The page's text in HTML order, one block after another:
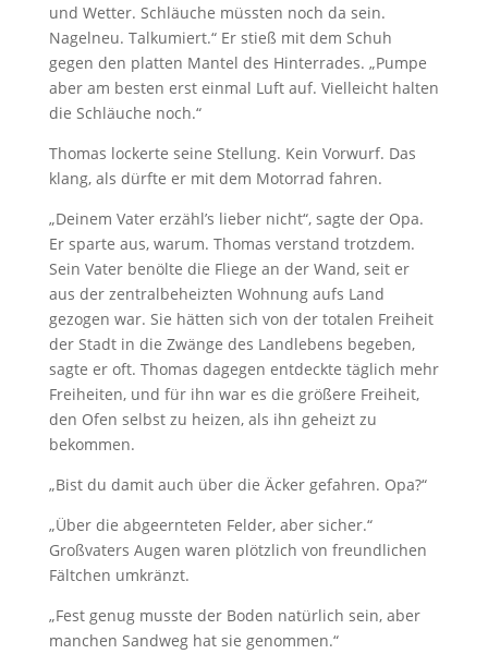
und Wetter. Schläuche müssten noch da sein.
Nagelneu. Talkumiert.“ Er stieß mit dem Schuh
gegen den platten Mantel des Hinterrades. „Pumpe
aber am besten erst einmal Luft auf. Vielleicht halten
die Schläuche noch.“
Thomas lockerte seine Stellung. Kein Vorwurf. Das
klang, als dürfte er mit dem Motorrad fahren.
„Deinem Vater erzähl’s lieber nicht“, sagte der Opa.
Er sparte aus, warum. Thomas verstand trotzdem.
Sein Vater benölte die Fliege an der Wand, seit er
aus der zentralbeheizten Wohnung aufs Land
gezogen war. Sie hätten sich von der totalen Freiheit
der Stadt in die Zwänge des Landlebens begeben,
sagte er oft. Thomas dagegen entdeckte täglich mehr
Freiheiten, und für ihn war es die größere Freiheit,
den Ofen selbst zu heizen, als ihn geheizt zu
bekommen.
„Bist du damit auch über die Äcker gefahren. Opa?“
„Über die abgeernteten Felder, aber sicher.“
Großvaters Augen waren plötzlich von freundlichen
Fältchen umkränzt.
„Fest genug musste der Boden natürlich sein, aber
manchen Sandweg hat sie genommen.“